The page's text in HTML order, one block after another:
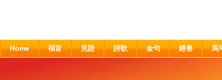
Home 福音 見證 詩歌 金句 經卷 馬